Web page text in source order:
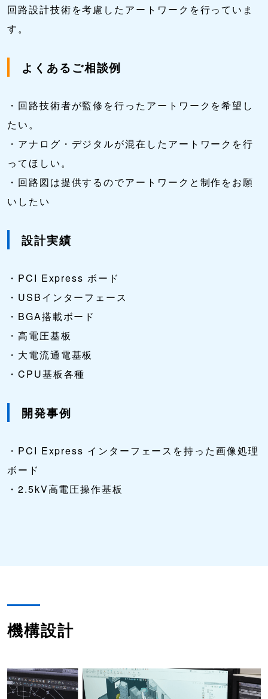
回路設計技術を考慮したアートワークを行っていま
す。
よくあるご相談例
・回路技術者が監修を行ったアートワークを希望し
たい。
・アナログ・デジタルが混在したアートワークを行
ってほしい。
・回路図は提供するのでアートワークと制作をお願
いしたい
設計実績
・PCI Express ボード
・USBインターフェース
・BGA搭載ボード
・高電圧基板
・大電流通電基板
・CPU基板各種
開発事例
・PCI Express インターフェースを持った画像処理
ボード
・2.5kV高電圧操作基板
機構設計